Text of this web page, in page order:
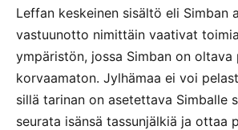
Leffan keskeinen sisältö eli Simban
vastuunotto nimittäin vaativat
ympäristön, jossa Simban on oltava
korvaamaton. Jylhämaa ei voi
sillä tarinan on asetettava Simballe
seurata isänsä tassunjälkiä ja ottaa